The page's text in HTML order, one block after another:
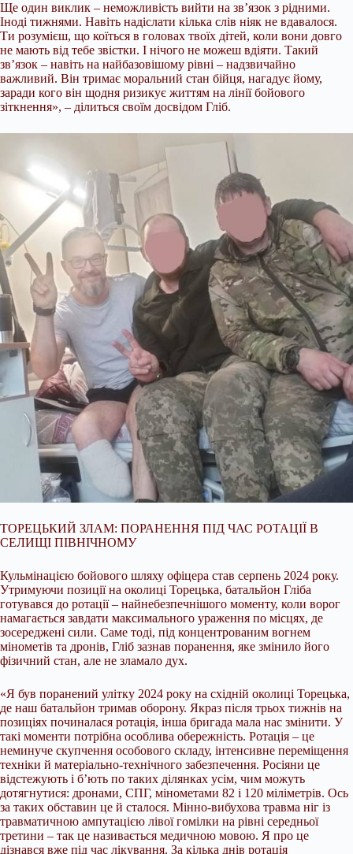
Ще один виклик – неможливість вийти на зв’язок з рідними.
Іноді тижнями. Навіть надіслати кілька слів ніяк не вдавалося.
Ти розумієш, що коїться в головах твоїх дітей, коли вони довго
не мають від тебе звістки. І нічого не можеш вдіяти. Такий
зв’язок – навіть на найбазовішому рівні – надзвичайно
важливий. Він тримає моральний стан бійця, нагадує йому,
заради кого він щодня ризикує життям на лінії бойового
зіткнення», – ділиться своїм досвідом Гліб.
ТОРЕЦЬКИЙ ЗЛАМ: ПОРАНЕННЯ ПІД ЧАС РОТАЦІЇ В
СЕЛИЩІ ПІВНІЧНОМУ
Кульмінацією бойового шляху офіцера став серпень 2024 року.
Утримуючи позиції на околиці Торецька, батальйон Гліба
готувався до ротації – найнебезпечнішого моменту, коли ворог
намагається завдати максимального ураження по місцях, де
зосереджені сили. Саме тоді, під концентрованим вогнем
мінометів та дронів, Гліб зазнав поранення, яке змінило його
фізичний стан, але не зламало дух.
«Я був поранений улітку 2024 року на східній околиці Торецька,
де наш батальйон тримав оборону. Якраз після трьох тижнів на
позиціях починалася ротація, інша бригада мала нас змінити. У
такі моменти потрібна особлива обережність. Ротація – це
неминуче скупчення особового складу, інтенсивне переміщення
техніки й матеріально-технічного забезпечення. Росіяни це
відстежують і б’ють по таких ділянках усім, чим можуть
дотягнутися: дронами, СПГ, мінометами 82 і 120 міліметрів. Ось
за таких обставин це й сталося. Мінно-вибухова травма ніг із
травматичною ампутацією лівої гомілки на рівні середньої
третини – так це називається медичною мовою. Я про це
дізнався вже під час лікування. За кілька днів ротація